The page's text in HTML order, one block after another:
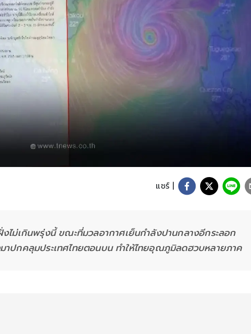
แชร์ |
ไม่เกินพรุ่งนี้ ขณะที่มวลอากาศเย็นกำลังปานกลางอีกระลอก
าปกคลุมประเทศไทยตอนบน ทำให้ไทยอุณภูมิลดฮวบหลายภาค